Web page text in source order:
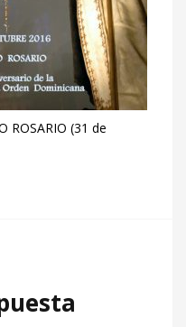
ROSARIO (31 de